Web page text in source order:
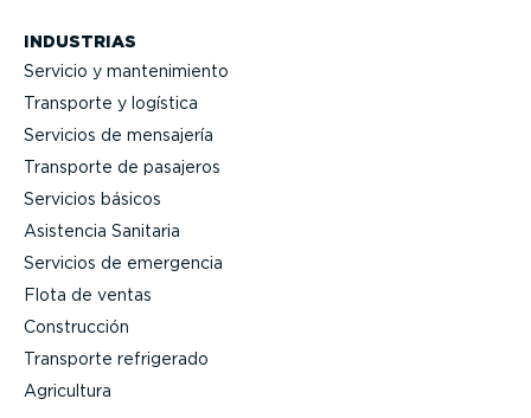
INDUSTRIAS
Servicio y mante­ni­miento
Transporte y logística
Servicios de mensajería
Transporte de pasajeros
Servicios básicos
Asistencia Sanitaria
Servicios de emergencia
Flota de ventas
Construcción
Transporte refrigerado
Agricultura